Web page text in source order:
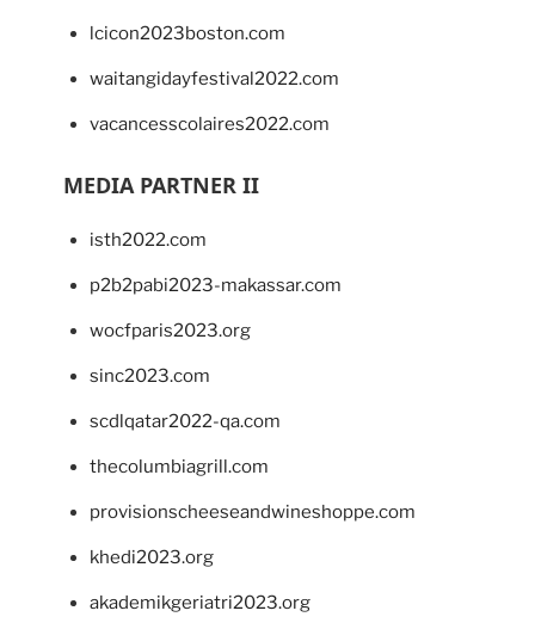
lcicon2023boston.com
waitangidayfestival2022.com
vacancesscolaires2022.com
MEDIA PARTNER II
isth2022.com
p2b2pabi2023-makassar.com
wocfparis2023.org
sinc2023.com
scdlqatar2022-qa.com
thecolumbiagrill.com
provisionscheeseandwineshoppe.com
khedi2023.org
akademikgeriatri2023.org